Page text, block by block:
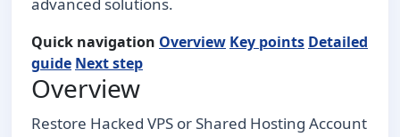
Quick navigation Overview Key points Detailed
guide Next step
Overview
Restore Hacked VPS or Shared Hosting Account